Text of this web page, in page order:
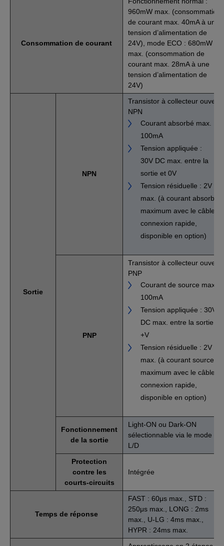
Consommation de courant
960mW max. (consommation
de courant max. 40mA à une
tension d’alimentation de
24V), mode ECO : 680mW
max. (consommation de
courant max. 28mA à une
tension d’alimentation de
24V)
Sortie
NPN
Transistor à collecteur ouvert
NPN
Courant absorbé max. :
100mA
Tension appliquée :
30V DC max. entre la
sortie et 0V
Tension résiduelle : 2V
max. (à courant absorbé
maximum avec le câble à
connexion rapide,
disponible en option)
PNP
Transistor à collecteur ouvert
PNP
Courant de source max. :
100mA
Tension appliquée : 30V
DC max. entre la sortie et
+V
Tension résiduelle : 2V
max. (à courant source
maximum avec le câble à
connexion rapide,
disponible en option)
Fonctionnement
de la sortie
Light-ON ou Dark-ON
sélectionnable via le mode
L/D
Protection
contre les
courts-circuits
Intégrée
Temps de réponse
FAST : 60μs max., STD :
250μs max., LONG : 2ms
max., U-LG : 4ms max.,
HYPR : 24ms max.